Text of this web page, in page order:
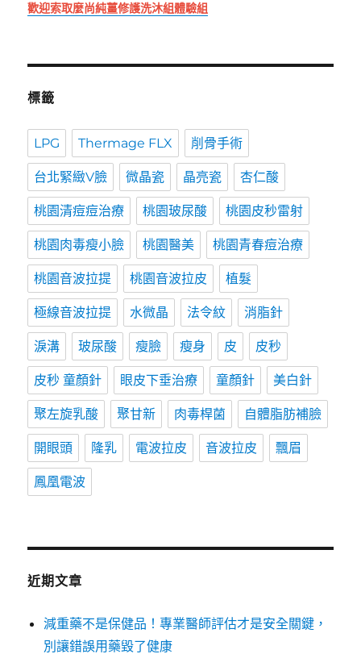
歡迎索取麼尚純薑修護洗沐組體驗組
標籤
LPG Thermage FLX 削骨手術
台北緊緻V臉 微晶瓷 晶亮瓷 杏仁酸
桃園清痘痘治療 桃園玻尿酸 桃園皮秒雷射
桃園肉毒瘦小臉 桃園醫美 桃園青春痘治療
桃園音波拉提 桃園音波拉皮 植髮
極線音波拉提 水微晶 法令紋 消脂針
淚溝 玻尿酸 瘦臉 瘦身 皮 皮秒
皮秒 童顏針 眼皮下垂治療 童顏針 美白針
聚左旋乳酸 聚甘新 肉毒桿菌 自體脂肪補臉
開眼頭 隆乳 電波拉皮 音波拉皮 飄眉
鳳凰電波
近期文章
減重藥不是保健品！專業醫師評估才是安全關鍵，
別讓錯誤用藥毀了健康